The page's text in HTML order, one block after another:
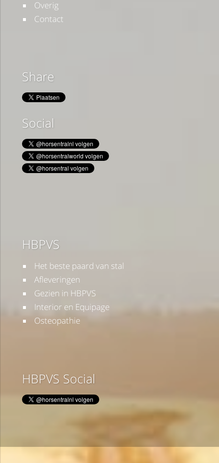
Overig
Contact
Share
Social
HBPVS
Het beste paard van stal
Afleveringen
Gezien in HBPVS
Interior en Equipage
Osteopathie
HBPVS Social